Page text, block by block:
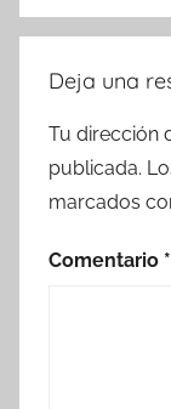
Deja una
Tu dirección
publicada.
marcados
Comentario *